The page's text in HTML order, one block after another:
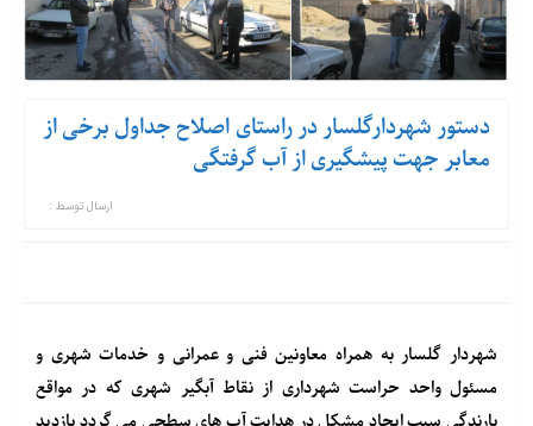
دستور شهردارگلسار در راستای اصلاح جداول برخی از
معابر جهت پیشگیری از آب گرفتگی
ارسال توسط :
شهردار گلسار به همراه معاونین فنی و عمرانی و خدمات شهری و
مسئول واحد حراست شهرداری از نقاط آبگیر شهری که در مواقع